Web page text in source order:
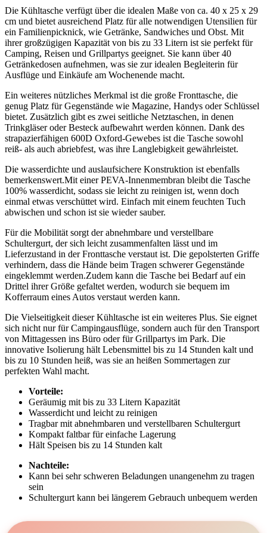
Die ​Kühltasche verfügt über die idealen Maße von ⁣ca. 40 x 25 x⁢ 29
cm und bietet ausreichend Platz für alle notwendigen Utensilien für
ein Familienpicknick,⁢ wie‍ Getränke, Sandwiches und Obst. Mit
ihrer ⁢großzügigen Kapazität von bis zu 33 Litern ist sie perfekt für
Camping, Reisen und Grillpartys geeignet. Sie kann über 40
Getränkedosen aufnehmen, was sie zur ‍idealen Begleiterin für
⁣Ausflüge und Einkäufe⁣ am Wochenende macht.
Ein weiteres nützliches Merkmal‍ ist die ⁤große Fronttasche, die
genug Platz für Gegenstände​ wie Magazine, Handys oder‌ Schlüssel
bietet. Zusätzlich gibt es ‍zwei seitliche ⁢Netztaschen, in ⁢denen
Trinkgläser oder Besteck aufbewahrt⁢ werden können. Dank des
strapazierfähigen 600D Oxford-Gewebes⁢ ist die Tasche sowohl
reiß- als auch abriebfest, was ihre Langlebigkeit gewährleistet.
Die wasserdichte und ⁢auslaufsichere Konstruktion ist ebenfalls
bemerkenswert.Mit ‌einer PEVA-Innenmembran bleibt die Tasche
100% wasserdicht, sodass sie leicht zu reinigen ist, wenn doch
einmal etwas verschüttet wird. Einfach‍ mit⁣ einem feuchten Tuch
‌abwischen und ⁢schon ist ​sie wieder sauber.
Für die Mobilität sorgt der‌ abnehmbare und verstellbare
Schultergurt, der sich​ leicht zusammenfalten lässt und‌ im
Lieferzustand in ‌der Fronttasche verstaut ⁣ist. Die gepolsterten Griffe
verhindern, dass die Hände beim Tragen schwerer Gegenstände
eingeklemmt werden.Zudem kann die Tasche bei Bedarf auf ein
⁢Drittel ihrer⁣ Größe⁤ gefaltet werden, wodurch sie bequem im
Kofferraum eines ​Autos verstaut werden kann.
Die Vielseitigkeit ‍dieser Kühltasche ist ein weiteres Plus. Sie eignet​
sich nicht ‍nur für⁢ Campingausflüge, sondern auch für den Transport
⁤von Mittagessen ins Büro oder für Grillpartys im Park. Die
innovative‍ Isolierung hält⁣ Lebensmittel bis zu 14 Stunden kalt und
bis zu 10 Stunden‌ heiß, was sie an heißen Sommertagen zur
‌perfekten ⁢Wahl macht.
Vorteile:
Geräumig mit bis zu​ 33 Litern ⁤Kapazität
Wasserdicht und leicht zu ⁢reinigen
Tragbar mit ‍abnehmbaren und ‌verstellbaren Schultergurt
Kompakt faltbar für einfache Lagerung
Hält Speisen bis zu 14 Stunden kalt
Nachteile:
Kann bei sehr⁣ schweren‌ Beladungen unangenehm zu tragen
sein
Schultergurt kann bei längerem Gebrauch unbequem werden